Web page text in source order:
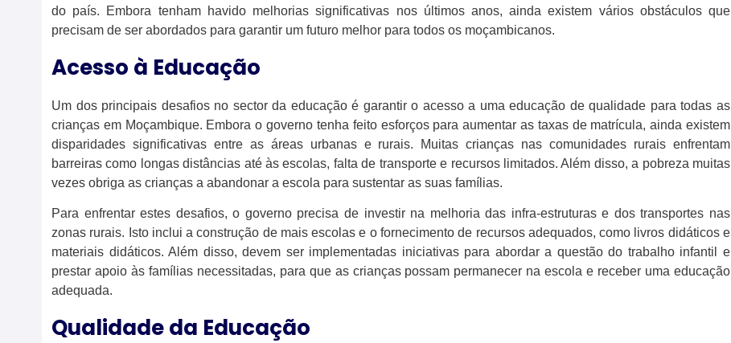
do país. Embora tenham havido melhorias significativas nos últimos anos, ainda existem vários obstáculos que
precisam de ser abordados para garantir um futuro melhor para todos os moçambicanos.
Acesso à Educação
Um dos principais desafios no sector da educação é garantir o acesso a uma educação de qualidade para todas as
crianças em Moçambique. Embora o governo tenha feito esforços para aumentar as taxas de matrícula, ainda existem
disparidades significativas entre as áreas urbanas e rurais. Muitas crianças nas comunidades rurais enfrentam
barreiras como longas distâncias até às escolas, falta de transporte e recursos limitados. Além disso, a pobreza muitas
vezes obriga as crianças a abandonar a escola para sustentar as suas famílias.
Para enfrentar estes desafios, o governo precisa de investir na melhoria das infra-estruturas e dos transportes nas
zonas rurais. Isto inclui a construção de mais escolas e o fornecimento de recursos adequados, como livros didáticos e
materiais didáticos. Além disso, devem ser implementadas iniciativas para abordar a questão do trabalho infantil e
prestar apoio às famílias necessitadas, para que as crianças possam permanecer na escola e receber uma educação
adequada.
Qualidade da Educação